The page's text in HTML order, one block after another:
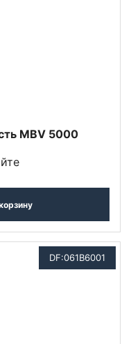
MBV 5000
DF:061B6001